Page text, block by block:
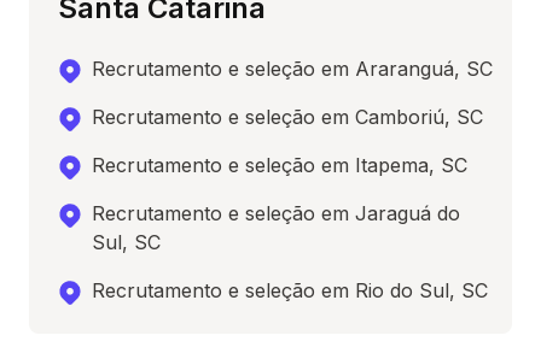
Santa Catarina
Recrutamento e seleção em Araranguá, SC
Recrutamento e seleção em Camboriú, SC
Recrutamento e seleção em Itapema, SC
Recrutamento e seleção em Jaraguá do
Sul, SC
Recrutamento e seleção em Rio do Sul, SC